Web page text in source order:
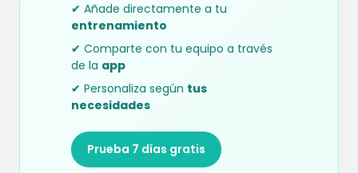
✔ Añade directamente a tu
entrenamiento
✔ Comparte con tu equipo a través
de la app
✔ Personaliza según tus
necesidades
Prueba 7 días gratis